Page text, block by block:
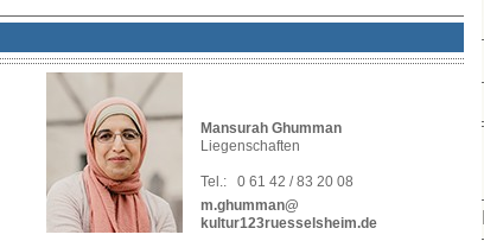
Mansurah Ghumman
Liegenschaften
Tel.:
0 61 42 / 83 20 08
m.ghumman@
kultur123ruesselsheim.de